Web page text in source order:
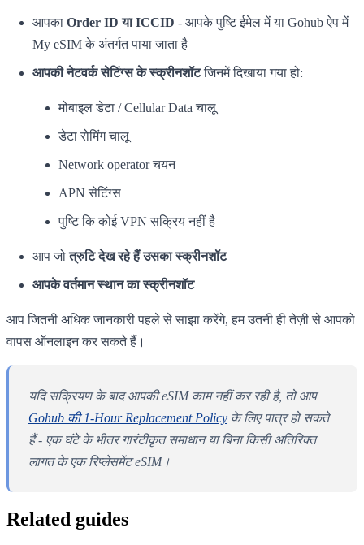
आपका Order ID या ICCID - आपके पुष्टि ईमेल में या Gohub ऐप में
My eSIM के अंतर्गत पाया जाता है
आपकी नेटवर्क सेटिंग्स के स्क्रीनशॉटजिनमें दिखाया गया हो:
मोबाइल डेटा / Cellular Data चालू
डेटा रोमिंग चालू
Network operator चयन
APN सेटिंग्स
पुष्टि कि कोई VPN सक्रिय नहीं है
आप जोत्रुटि देख रहे हैं उसका स्क्रीनशॉट
आपके वर्तमान स्थान का स्क्रीनशॉट
आप जितनी अधिक जानकारी पहले से साझा करेंगे, हम उतनी ही तेज़ी से आपको
वापस ऑनलाइन कर सकते हैं।
यदि सक्रियण के बाद आपकी eSIM काम नहीं कर रही है, तो आप
Gohub की 1-Hour Replacement Policy के लिए पात्र हो सकते
हैं - एक घंटे के भीतर गारंटीकृत समाधान या बिना किसी अतिरिक्त
लागत के एक रिप्लेसमेंट eSIM।
Related guides